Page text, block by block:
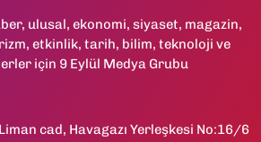
ulusal, ekonomi, siyaset, magazin,
etkinlik, tarih, bilim, teknoloji ve
için 9 Eylül Medya Grubu
cad, Havagazı Yerleşkesi No:16/6